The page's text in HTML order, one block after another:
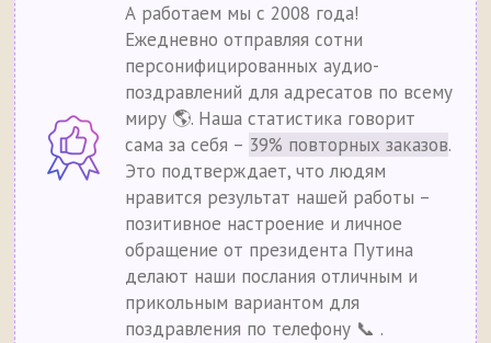
А работаем мы с 2008 года!
Ежедневно отправляя сотни
персонифицированных аудио-
поздравлений для адресатов по всему
миру 🌎. Наша статистика говорит
сама за себя – 39% повторных заказов.
Это подтверждает, что людям
нравится результат нашей работы –
позитивное настроение и личное
обращение от президента Путина
делают наши послания отличным и
прикольным вариантом для
поздравления по телефону 📞 .